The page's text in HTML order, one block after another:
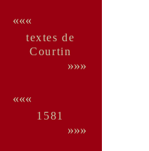
«««
textes de
Cour­tin
»»»
«««
1581
»»»